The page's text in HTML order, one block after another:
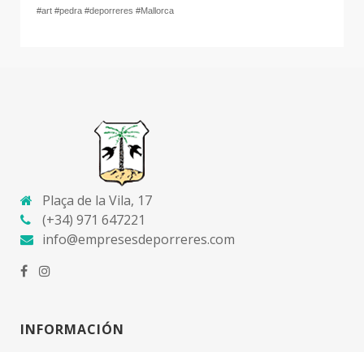
#art #pedra #deporreres #Mallorca
Plaça de la Vila, 17
(+34) 971 647221
info@empresesdeporreres.com
INFORMACIÓN